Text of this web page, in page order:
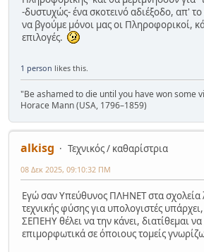
-δυστυχώς- ένα σκοτεινό αδιέξοδο, απ'
να βγούμε μόνοι μας οι Πληροφορικοί,
επιλογές.
1 person likes this.
"Be ashamed to die until you have won some
Horace Mann (USA, 1796–1859)
alkisg
Τεχνικός / καθαρίστρια
08 Δεκ 2025, 09:10:32 ΠΜ
Εγώ σαν Υπεύθυνος ΠΛΗΝΕΤ στα σχολεία
τεχνικής φύσης για υπολογιστές
ΣΕΠΕΗΥ θέλει να την κάνει, διατίθεμαι
επιμορφωτικά σε όποιους τομείς